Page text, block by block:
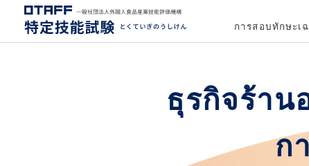
การสอบทักษะเ
ธุรกิจร้าน
ก